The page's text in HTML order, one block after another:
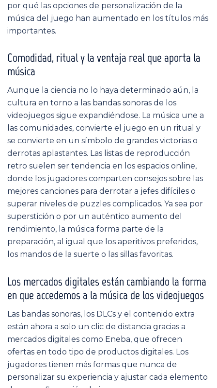
por qué las opciones de personalización de la
música del juego han aumentado en los títulos más
importantes.
Comodidad, ritual y la ventaja real que aporta la
música
Aunque la ciencia no lo haya determinado aún, la
cultura en torno a las bandas sonoras de los
videojuegos sigue expandiéndose. La música une a
las comunidades, convierte el juego en un ritual y
se convierte en un símbolo de grandes victorias o
derrotas aplastantes. Las listas de reproducción
retro suelen ser tendencia en los espacios online,
donde los jugadores comparten consejos sobre las
mejores canciones para derrotar a jefes difíciles o
superar niveles de puzzles complicados. Ya sea por
superstición o por un auténtico aumento del
rendimiento, la música forma parte de la
preparación, al igual que los aperitivos preferidos,
los mandos de la suerte o las sillas favoritas.
Los mercados digitales están cambiando la forma
en que accedemos a la música de los videojuegos
Las bandas sonoras, los DLCs y el contenido extra
están ahora a solo un clic de distancia gracias a
mercados digitales como Eneba, que ofrecen
ofertas en todo tipo de productos digitales. Los
jugadores tienen más formas que nunca de
personalizar su experiencia y ajustar cada elemento